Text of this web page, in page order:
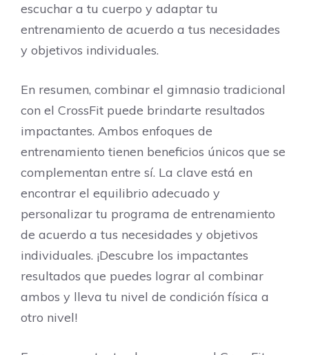
escuchar a tu cuerpo y adaptar tu
entrenamiento de acuerdo a tus necesidades
y objetivos individuales.
En resumen, combinar el gimnasio tradicional
con el CrossFit puede brindarte resultados
impactantes. Ambos enfoques de
entrenamiento tienen beneficios únicos que se
complementan entre sí. La clave está en
encontrar el equilibrio adecuado y
personalizar tu programa de entrenamiento
de acuerdo a tus necesidades y objetivos
individuales. ¡Descubre los impactantes
resultados que puedes lograr al combinar
ambos y lleva tu nivel de condición física a
otro nivel!